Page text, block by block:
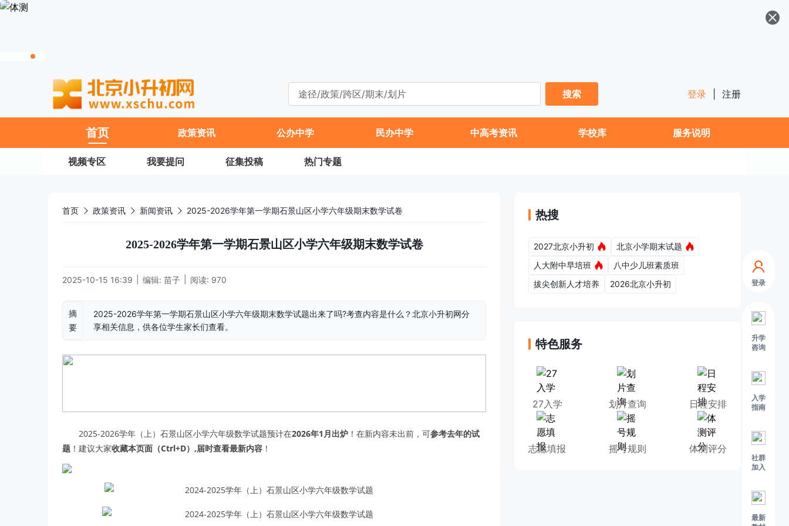
登录
升学
咨询
入学
指南
社群
加入
最新
搜索
登录 注册
首页 政策资讯 公办中学 民办中学 中高考资讯 学校库 服务说明
视频专区 我要提问 征集投稿 热门专题
首页 政策资讯 新闻资讯 2025-2026学年第一学期石景山区小学六年级期末数学试卷
2025-2026学年第一学期石景山区小学六年级期末数学试卷
2025-10-15 16:39 编辑: 苗子 阅读: 970
摘
要
2025-2026学年第一学期石景山区小学六年级期末数学试题出来了吗?考查内容是什么？北京小升初网分
享相关信息，供各位学生家长们查看。
2025-2026学年（上）石景山区小学六年级数学试题预计在2026年1月出炉 ！在新内容未出前，可参考去年的试
题 ！建议大家收藏本页面（Ctrl+D）,届时查看最新内容 ！
热搜
2027北京小升初
北京小学期末试题
人大附中早培班
八中少儿班素质班
拔尖创新人才培养
2026北京小升初
特色服务
27入学 划片查询 日程安排
志愿填报 摇号规则 体测评分